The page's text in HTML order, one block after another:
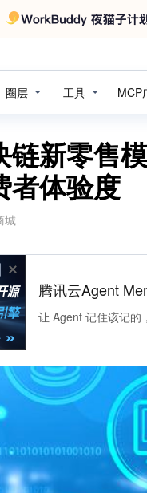
圈层 工具 MCP
链新零售
者体验度
城
腾讯云Agent
让 Agent 记住该记的